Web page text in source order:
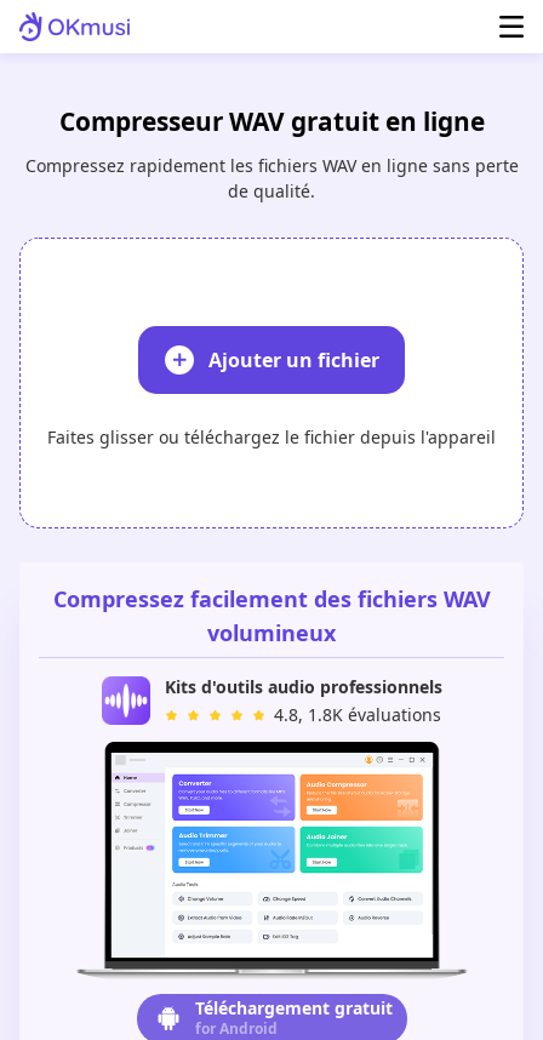
Compresseur WAV gratuit en ligne
Compressez rapidement les fichiers WAV en ligne sans perte
de qualité.
Ajouter un fichier
Faites glisser ou téléchargez le fichier depuis l'appareil
Compressez facilement des fichiers WAV
volumineux
Kits d'outils audio professionnels
4.8, 1.8K évaluations
Téléchargement gratuit
for Android